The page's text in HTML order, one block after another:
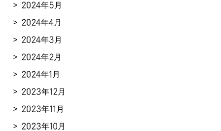
2024年5月
2024年4月
2024年3月
2024年2月
2024年1月
2023年12月
2023年11月
2023年10月